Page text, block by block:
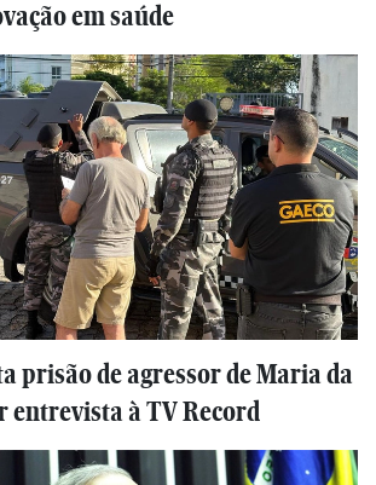
em saúde
prisão de agressor de Maria da
entrevista à TV Record